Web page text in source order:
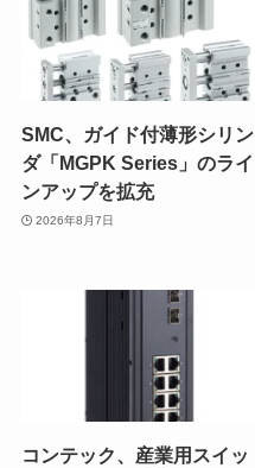
SMC、ガイド付薄形シリン
ダ「MGPK Series」のライ
ンアップを拡充
2026年8月7日
コンテック、産業用スイッ